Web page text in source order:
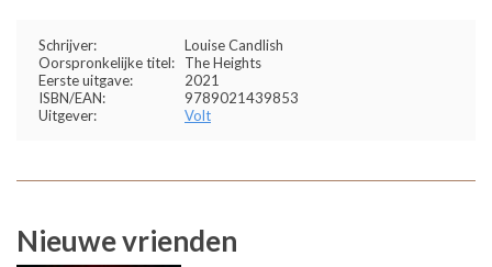
Schrijver:
Louise Candlish
Oorspronkelijke titel:
The Heights
Eerste uitgave:
2021
ISBN/EAN:
9789021439853
Uitgever:
Volt
Nieuwe vrienden